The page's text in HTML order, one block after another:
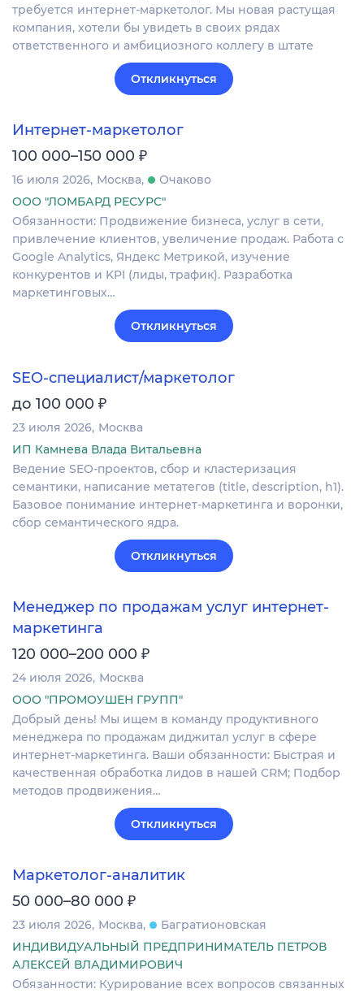
требуется интернет-маркетолог. Мы новая растущая
компания, хотели бы увидеть в своих рядах
ответственного и амбициозного коллегу в штате
Откликнуться
Интернет-маркетолог
100 000–150 000 ₽
16 июля 2026 Москва
Очаково
ООО "ЛОМБАРД РЕСУРС"
Обязанности: Продвижение бизнеса, услуг в сети,
привлечение клиентов, увеличение продаж. Работа с
Google Analytics, Яндекс Метрикой, изучение
конкурентов и KPI (лиды, трафик). Разработка
маркетинговых…
Откликнуться
SEO-специалист/маркетолог
до 100 000 ₽
23 июля 2026 Москва
ИП Камнева Влада Витальевна
Ведение SEO-проектов, сбор и кластеризация
семантики, написание метатегов (title, description, h1).
Базовое понимание интернет-маркетинга и воронки,
сбор семантического ядра.
Откликнуться
Менеджер по продажам услуг интернет-
маркетинга
120 000–200 000 ₽
24 июля 2026 Москва
ООО "ПРОМОУШЕН ГРУПП"
Добрый день! Мы ищем в команду продуктивного
менеджера по продажам диджитал услуг в сфере
интернет-маркетинга. Ваши обязанности: Быстрая и
качественная обработка лидов в нашей CRM; Подбор
методов продвижения…
Откликнуться
Маркетолог-аналитик
50 000–80 000 ₽
23 июля 2026 Москва
Багратионовская
ИНДИВИДУАЛЬНЫЙ ПРЕДПРИНИМАТЕЛЬ ПЕТРОВ
АЛЕКСЕЙ ВЛАДИМИРОВИЧ
Обязанности: Курирование всех вопросов связанных